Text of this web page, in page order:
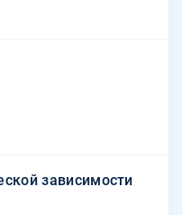
зависимости